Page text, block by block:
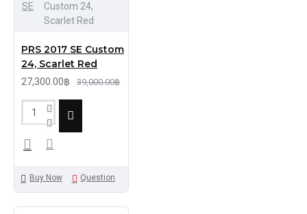
SE
Custom 24,
Scarlet Red
PRS 2017 SE Custom
24, Scarlet Red
27,300.00฿ 39,000.00฿
Buy Now Question